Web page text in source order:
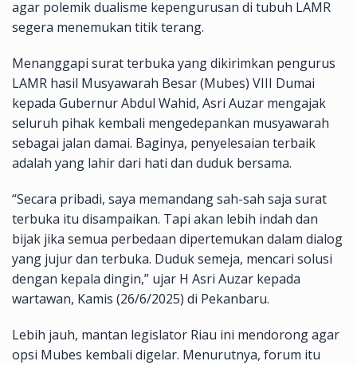
agar polemik dualisme kepengurusan di tubuh LAMR
segera menemukan titik terang.
Menanggapi surat terbuka yang dikirimkan pengurus
LAMR hasil Musyawarah Besar (Mubes) VIII Dumai
kepada Gubernur Abdul Wahid, Asri Auzar mengajak
seluruh pihak kembali mengedepankan musyawarah
sebagai jalan damai. Baginya, penyelesaian terbaik
adalah yang lahir dari hati dan duduk bersama.
“Secara pribadi, saya memandang sah-sah saja surat
terbuka itu disampaikan. Tapi akan lebih indah dan
bijak jika semua perbedaan dipertemukan dalam dialog
yang jujur dan terbuka. Duduk semeja, mencari solusi
dengan kepala dingin,” ujar H Asri Auzar kepada
wartawan, Kamis (26/6/2025) di Pekanbaru.
Lebih jauh, mantan legislator Riau ini mendorong agar
opsi Mubes kembali digelar. Menurutnya, forum itu